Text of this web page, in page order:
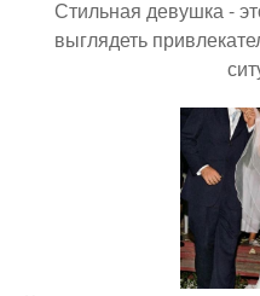
Стильная девушка -
выглядеть